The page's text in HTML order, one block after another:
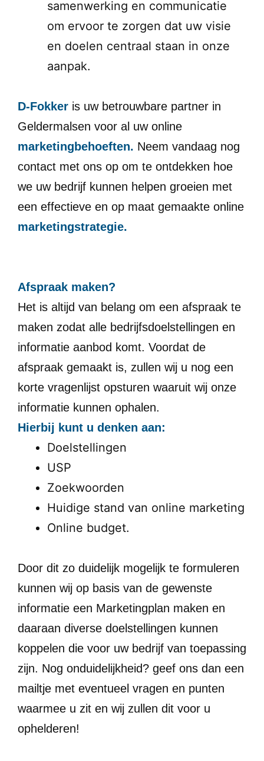
samenwerking en communicatie
om ervoor te zorgen dat uw visie
en doelen centraal staan in onze
aanpak.
D-Fokker is uw betrouwbare partner in
Geldermalsen voor al uw online
marketingbehoeften. Neem vandaag nog
contact met ons op om te ontdekken hoe
we uw bedrijf kunnen helpen groeien met
een effectieve en op maat gemaakte online
marketingstrategie.
Afspraak maken?
Het is altijd van belang om een afspraak te
maken zodat alle bedrijfsdoelstellingen en
informatie aanbod komt. Voordat de
afspraak gemaakt is, zullen wij u nog een
korte vragenlijst opsturen waaruit wij onze
informatie kunnen ophalen.
Hierbij kunt u denken aan:
Doelstellingen
USP
Zoekwoorden
Huidige stand van online marketing
Online budget.
Door dit zo duidelijk mogelijk te formuleren
kunnen wij op basis van de gewenste
informatie een Marketingplan maken en
daaraan diverse doelstellingen kunnen
koppelen die voor uw bedrijf van toepassing
zijn. Nog onduidelijkheid? geef ons dan een
mailtje met eventueel vragen en punten
waarmee u zit en wij zullen dit voor u
ophelderen!